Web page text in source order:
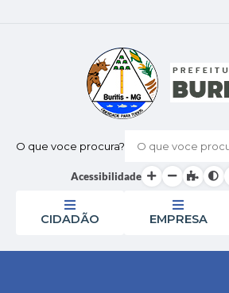
O que voce procura?
Acessibilidade
CIDADÃO EMPRESA